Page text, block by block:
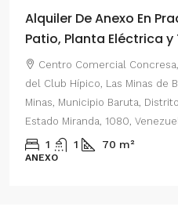
Alquiler De Anexo En
Patio, Planta Eléctrica
Centro Comercial
del Club Hípico, Las Minas de
Minas, Municipio Baruta,
Estado Miranda, 1080,
1 1 70 m²
ANEXO